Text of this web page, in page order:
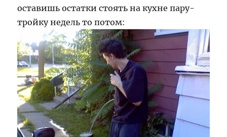
Со.
оставишь остатки стоять на кухне пару-
тройку недель то потом: